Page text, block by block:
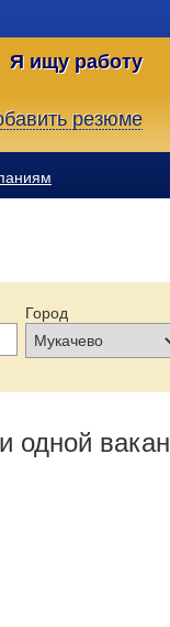
Я ищу работу
резюме
Город
одной